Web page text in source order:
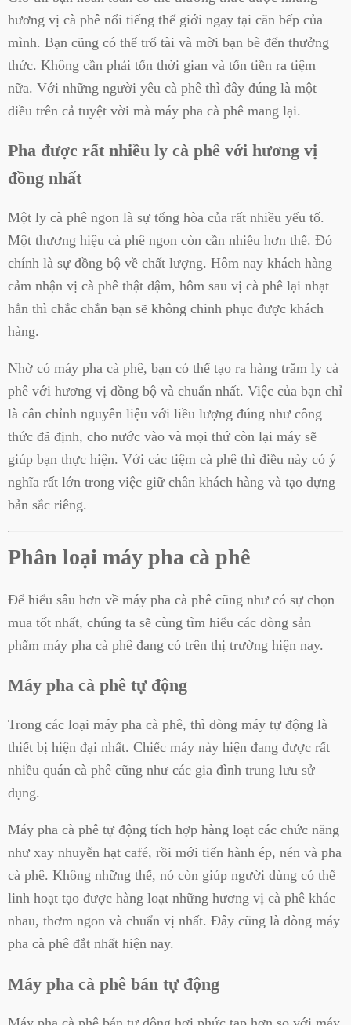
hương vị cà phê nổi tiếng thế giới ngay tại căn bếp của
mình. Bạn cũng có thể trổ tài và mời bạn bè đến thưởng
thức. Không cần phải tốn thời gian và tốn tiền ra tiệm
nữa. Với những người yêu cà phê thì đây đúng là một
điều trên cả tuyệt vời mà máy pha cà phê mang lại.
Pha được rất nhiều ly cà phê với hương vị
đồng nhất
Một ly cà phê ngon là sự tổng hòa của rất nhiều yếu tố.
Một thương hiệu cà phê ngon còn cần nhiều hơn thế. Đó
chính là sự đồng bộ về chất lượng. Hôm nay khách hàng
cảm nhận vị cà phê thật đậm, hôm sau vị cà phê lại nhạt
hẳn thì chắc chắn bạn sẽ không chinh phục được khách
hàng.
Nhờ có máy pha cà phê, bạn có thể tạo ra hàng trăm ly cà
phê với hương vị đồng bộ và chuẩn nhất. Việc của bạn chỉ
là cân chỉnh nguyên liệu với liều lượng đúng như công
thức đã định, cho nước vào và mọi thứ còn lại máy sẽ
giúp bạn thực hiện. Với các tiệm cà phê thì điều này có ý
nghĩa rất lớn trong việc giữ chân khách hàng và tạo dựng
bản sắc riêng.
Phân loại máy pha cà phê
Để hiểu sâu hơn về máy pha cà phê cũng như có sự chọn
mua tốt nhất, chúng ta sẽ cùng tìm hiểu các dòng sản
phẩm máy pha cà phê đang có trên thị trường hiện nay.
Máy pha cà phê tự động
Trong các loại máy pha cà phê, thì dòng máy tự động là
thiết bị hiện đại nhất. Chiếc máy này hiện đang được rất
nhiều quán cà phê cũng như các gia đình trung lưu sử
dụng.
Máy pha cà phê tự động tích hợp hàng loạt các chức năng
như xay nhuyễn hạt café, rồi mới tiến hành ép, nén và pha
cà phê. Không những thế, nó còn giúp người dùng có thể
linh hoạt tạo được hàng loạt những hương vị cà phê khác
nhau, thơm ngon và chuẩn vị nhất. Đây cũng là dòng máy
pha cà phê đắt nhất hiện nay.
Máy pha cà phê bán tự động